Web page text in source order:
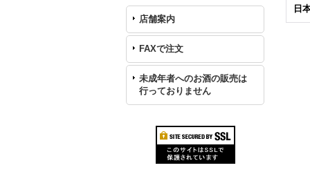
店舗案内
FAXで注文
未成年者へのお酒の販売は
行っておりません
日